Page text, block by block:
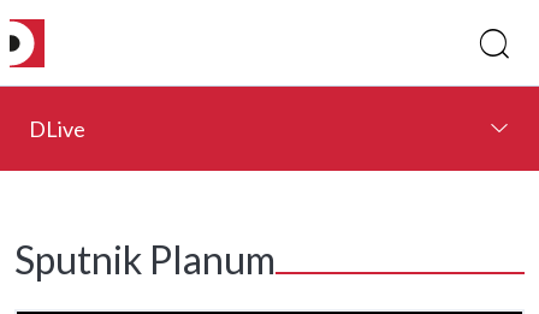
DLive
Sputnik Planum